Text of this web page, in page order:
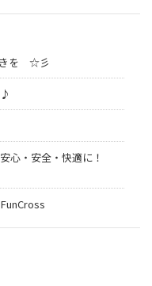
きを ☆彡
心・安全・快適に！